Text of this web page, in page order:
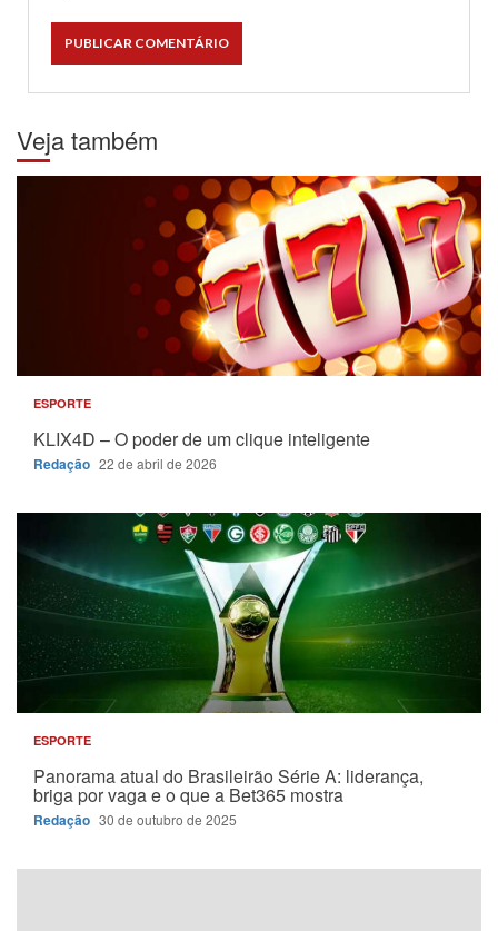
Veja também
ESPORTE
KLIX4D – O poder de um clique inteligente
Redação 22 de abril de 2026
ESPORTE
Panorama atual do Brasileirão Série A: liderança,
briga por vaga e o que a Bet365 mostra
Redação 30 de outubro de 2025